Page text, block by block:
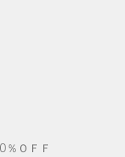
％ＯＦＦ